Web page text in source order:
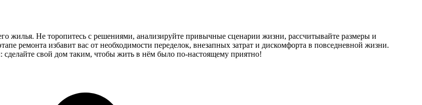
жилья. Не торопитесь с решениями, анализируйте привычные сценарии жизни, рассчитывайте размеры и
ремонта избавит вас от необходимости переделок, внезапных затрат и дискомфорта в повседневной жизни.
свой дом таким, чтобы жить в нём было по-настоящему приятно!